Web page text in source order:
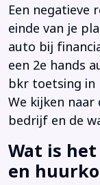
Een
einde van je
auto bij
een 2e hands
bkr toetsing in
We kijken naar
bedrijf en de
Wat is
en